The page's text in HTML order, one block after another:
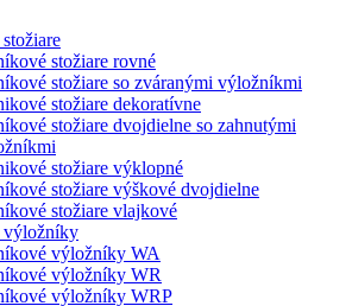
stožiare rovné
stožiare so zváranými výložníkmi
stožiare dekoratívne
stožiare dvojdielne so zahnutými
stožiare výklopné
stožiare výškové dvojdielne
stožiare vlajkové
výložníky WA
výložníky WR
výložníky WRP